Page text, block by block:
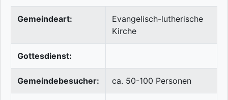
Gemeindeart:
Evangelisch-lutherische
Kirche
Gottesdienst:
Gemeindebesucher: ca. 50-100 Personen